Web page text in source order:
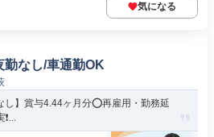
気になる
勤なし/車通勤OK
し】賞与4.44ヶ月分⭕再雇用・勤務延